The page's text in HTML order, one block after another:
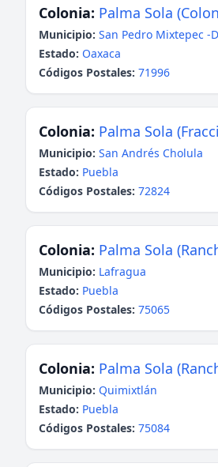
Colonia: Palma Sola
Municipio: San Pedro Mixtepec -
Estado: Oaxaca
Códigos Postales: 71996
Colonia: Palma Sola
Municipio: San Andrés Cholula
Estado: Puebla
Códigos Postales: 72824
Colonia: Palma Sola
Municipio: Lafragua
Estado: Puebla
Códigos Postales: 75065
Colonia: Palma Sola
Municipio: Quimixtlán
Estado: Puebla
Códigos Postales: 75084